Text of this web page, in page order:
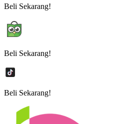
Beli Sekarang!
Beli Sekarang!
Beli Sekarang!